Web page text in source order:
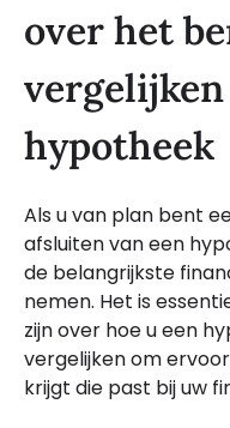
over het
vergelijken
hypotheek
Als u van plan bent
afsluiten van een
de belangrijkste
nemen. Het is
zijn over hoe u een
vergelijken om
krijgt die past bij uw